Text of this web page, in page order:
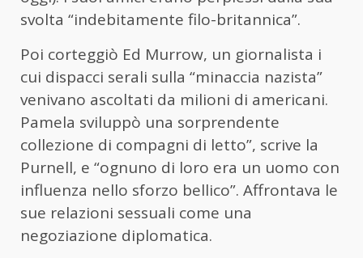
svolta “indebitamente filo-britannica”.
Poi corteggiò Ed Murrow, un giornalista i
cui dispacci serali sulla “minaccia nazista”
venivano ascoltati da milioni di americani.
Pamela sviluppò una sorprendente
collezione di compagni di letto”, scrive la
Purnell, e “ognuno di loro era un uomo con
influenza nello sforzo bellico”. Affrontava le
sue relazioni sessuali come una
negoziazione diplomatica.